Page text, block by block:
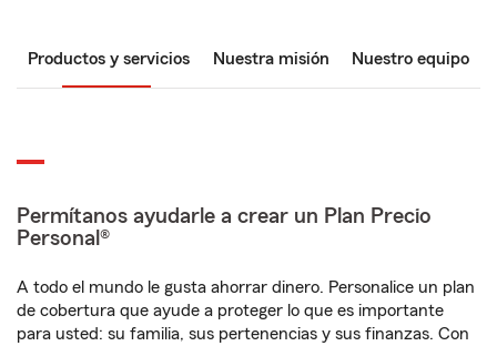
Productos y servicios Nuestra misión Nuestro equipo
Permítanos ayudarle a crear un Plan Precio
Personal®
A todo el mundo le gusta ahorrar dinero. Personalice un plan
de cobertura que ayude a proteger lo que es importante
para usted: su familia, sus pertenencias y sus finanzas. Con